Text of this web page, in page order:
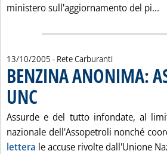
ministero sull'aggiornamento del pi...
13/10/2005 - Rete Carburanti
BENZINA ANONIMA:
UNC. Pubblicata giovedì 13 ottobre 2005 alle 15.52.
Assurde e del tutto infondate, al
nazionale dell'Assopetroli nonché
lettera le accuse rivolte dall'Unione